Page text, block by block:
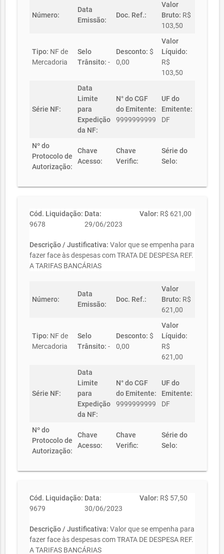
Número:
Data
Emissão:
Doc. Ref.:
Valor
Bruto: R$
103,50
Tipo: NF de
Mercadoria
Selo
Trânsito: -
Desconto: $
0,00
Valor
Líquido:
R$
103,50
Série NF:
Data
Limite
para
Expedição
da NF:
N° do CGF
do Emitente:
9999999999
UF do
Emitente:
DF
Nº do
Protocolo de
Autorização:
Chave
Acesso:
Chave
Verific:
Série do
Selo:
Cód. Liquidação:
9678
Data:
29/06/2023
Valor: R$ 621,00
Descrição / Justificativa: Valor que se empenha para
fazer face às despesas com TRATA DE DESPESA REF.
A TARIFAS BANCÁRIAS
Número:
Data
Emissão:
Doc. Ref.:
Valor
Bruto: R$
621,00
Tipo: NF de
Mercadoria
Selo
Trânsito: -
Desconto: $
0,00
Valor
Líquido:
R$
621,00
Série NF:
Data
Limite
para
Expedição
da NF:
N° do CGF
do Emitente:
9999999999
UF do
Emitente:
DF
Nº do
Protocolo de
Autorização:
Chave
Acesso:
Chave
Verific:
Série do
Selo:
Cód. Liquidação:
9679
Data:
30/06/2023
Valor: R$ 57,50
Descrição / Justificativa: Valor que se empenha para
fazer face às despesas com TRATA DE DESPESA REF.
A TARIFAS BANCÁRIAS